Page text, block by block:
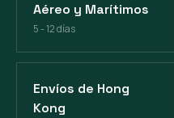
Aéreo y Marítimos
5 - 12 días
Envíos de Hong
Kong